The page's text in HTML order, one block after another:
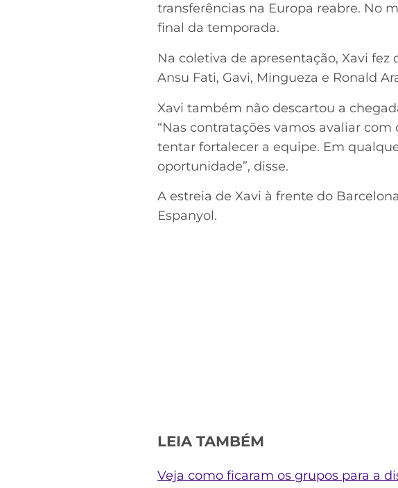
transferências na Europa reabre. No
final da temporada.
Na coletiva de apresentação, Xavi
Ansu Fati, Gavi, Mingueza e Ronald
Xavi também não descartou a
“Nas contratações vamos avaliar
tentar fortalecer a equipe. Em
oportunidade”, disse.
A estreia de Xavi à frente do
Espanyol.
LEIA TAMBÉM
Veja como ficaram os grupos para a